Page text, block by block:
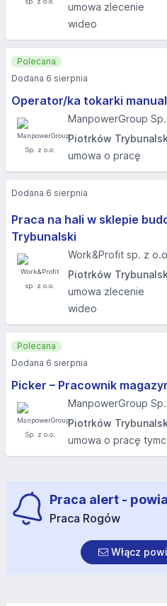
umowa zlecenie
wideo
Operator/ka tokarki
ManpowerGroup
Piotrków
umowa o pracę
Polecana
Dodana 6 sierpnia
Praca na hali w sklepie
Trybunalski
Work&Profit sp. z
Piotrków
umowa zlecenie
wideo
Dodana 6 sierpnia
Picker – Pracownik
ManpowerGroup
Piotrków
umowa o pracę
Polecana
Dodana 6 sierpnia
Praca alert -
Praca Rogów
Włącz